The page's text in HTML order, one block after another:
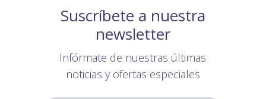
Suscríbete a nuestra
newsletter
Infórmate de nuestras últimas
noticias y ofertas especiales